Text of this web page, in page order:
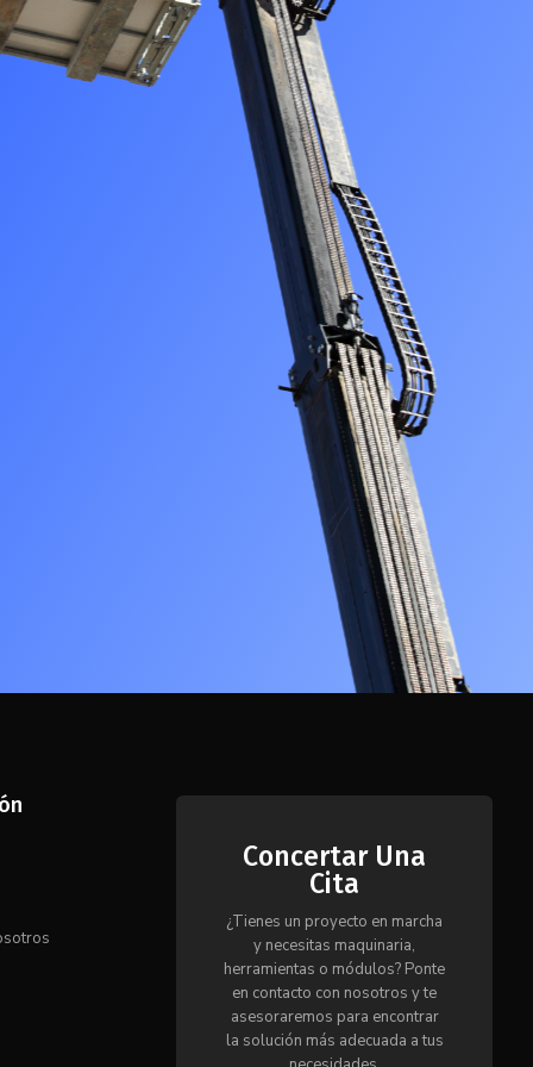
Concertar Una
Cita
¿Tienes un proyecto en marcha
y necesitas maquinaria,
herramientas o módulos? Ponte
en contacto con nosotros y te
asesoraremos para encontrar
la solución más adecuada a tus